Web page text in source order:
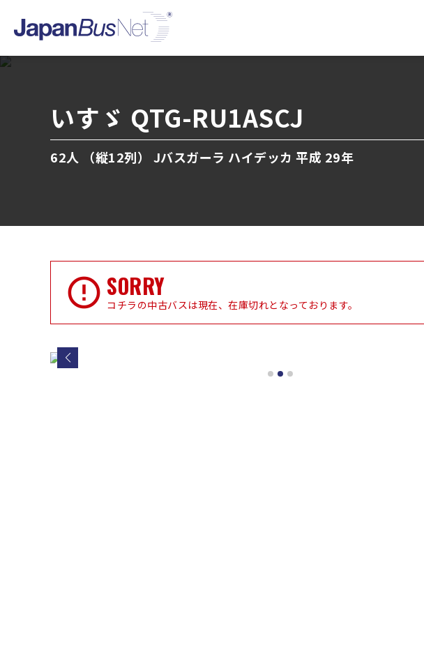
いすゞ QTG-RU1ASCJ
62人 （縦12列） Jバスガーラ ハイデッカ 平成 29年
SORRY
コチラの中古バスは現在、在庫切れとなっております。